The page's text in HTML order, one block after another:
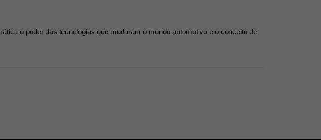
o poder das tecnologias que mudaram o mundo automotivo e o conceito de